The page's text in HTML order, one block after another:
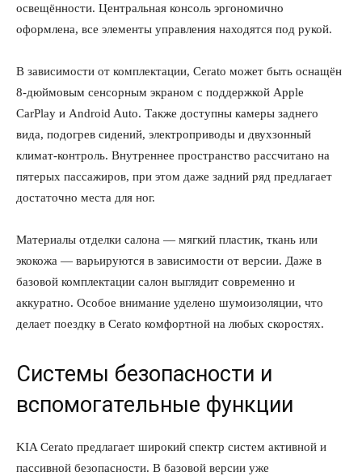
освещённости. Центральная консоль эргономично
оформлена, все элементы управления находятся под рукой.
В зависимости от комплектации, Cerato может быть оснащён
8-дюймовым сенсорным экраном с поддержкой Apple
CarPlay и Android Auto. Также доступны камеры заднего
вида, подогрев сидений, электроприводы и двухзонный
климат-контроль. Внутреннее пространство рассчитано на
пятерых пассажиров, при этом даже задний ряд предлагает
достаточно места для ног.
Материалы отделки салона — мягкий пластик, ткань или
экокожа — варьируются в зависимости от версии. Даже в
базовой комплектации салон выглядит современно и
аккуратно. Особое внимание уделено шумоизоляции, что
делает поездку в Cerato комфортной на любых скоростях.
Системы безопасности и
вспомогательные функции
KIA Cerato предлагает широкий спектр систем активной и
пассивной безопасности. В базовой версии уже